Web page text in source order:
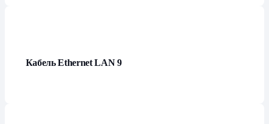
Кабель Ethernet LAN9